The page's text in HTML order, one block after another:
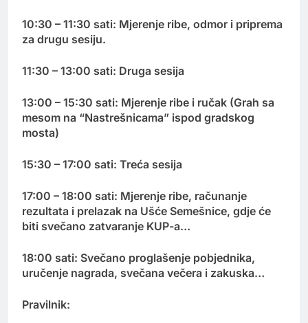
10:30 – 11:30 sati: Mjerenje ribe, odmor i priprema
za drugu sesiju.
11:30 – 13:00 sati: Druga sesija
13:00 – 15:30 sati: Mjerenje ribe i ručak (Grah sa
mesom na “Nastrešnicama” ispod gradskog
mosta)
15:30 – 17:00 sati: Treća sesija
17:00 – 18:00 sati: Mjerenje ribe, računanje
rezultata i prelazak na Ušće Semešnice, gdje će
biti svečano zatvaranje KUP-a…
18:00 sati: Svečano proglašenje pobjednika,
uručenje nagrada, svečana večera i zakuska…
Pravilnik: